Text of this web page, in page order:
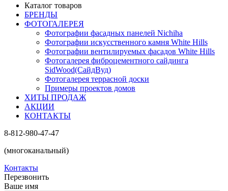
Каталог товаров
БРЕНДЫ
ФОТОГАЛЕРЕЯ
Фотографии фасадных панелей Nichiha
Фотографии искусственного камня White Hills
Фотографии вентилируемых фасадов White Hills
Фотогалерея фиброцементного сайдинга
SidWood(СайдВуд)
Фотогалерея террасной доски
Примеры проектов домов
ХИТЫ ПРОДАЖ
АКЦИИ
КОНТАКТЫ
8-812-980-47-47
(многоканальный)
Контакты
Перезвонить
Ваше имя